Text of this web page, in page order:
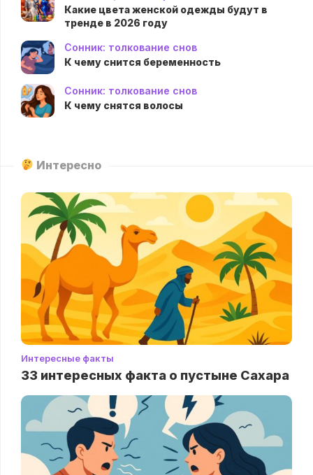
Какие цвета женской одежды будут в
тренде в 2026 году
Сонник: толкование снов
К чему снится беременность
Сонник: толкование снов
К чему снятся волосы
Интересно
Интересные факты
33 интересных факта о пустыне Сахара